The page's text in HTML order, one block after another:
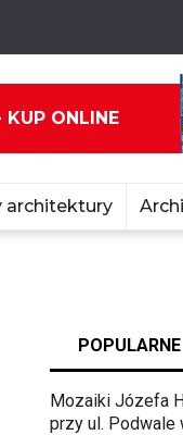
KUP ONLINE
architektury
POPULARNE
Mozaiki Józefa
przy ul. Podwale